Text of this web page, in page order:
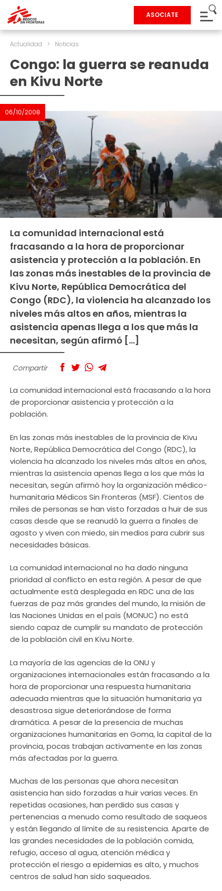
ASOCIATE
Actualidad > Noticias
Congo: la guerra se reanuda
en Kivu Norte
06/10/2008
La comunidad internacional está
fracasando a la hora de proporcionar
asistencia y protección a la población. En
las zonas más inestables de la provincia de
Kivu Norte, República Democrática del
Congo (RDC), la violencia ha alcanzado los
niveles más altos en años, mientras la
asistencia apenas llega a los que más la
necesitan, según afirmó […]
Compartir
La comunidad internacional está fracasando a la hora
de proporcionar asistencia y protección a la
población.
En las zonas más inestables de la provincia de Kivu
Norte, República Democrática del Congo (RDC), la
violencia ha alcanzado los niveles más altos en años,
mientras la asistencia apenas llega a los que más la
necesitan, según afirmó hoy la organización médico-
humanitaria Médicos Sin Fronteras (MSF). Cientos de
miles de personas se han visto forzadas a huir de sus
casas desde que se reanudó la guerra a finales de
agosto y viven con miedo, sin medios para cubrir sus
necesidades básicas.
La comunidad internacional no ha dado ninguna
prioridad al conflicto en esta región. A pesar de que
actualmente está desplegada en RDC una de las
fuerzas de paz más grandes del mundo, la misión de
las Naciones Unidas en el país (MONUC) no está
siendo capaz de cumplir su mandato de protección
de la población civil en Kivu Norte.
La mayoría de las agencias de la ONU y
organizaciones internacionales están fracasando a la
hora de proporcionar una respuesta humanitaria
adecuada mientras que la situación humanitaria ya
desastrosa sigue deteriorándose de forma
dramática. A pesar de la presencia de muchas
organizaciones humanitarias en Goma, la capital de la
provincia, pocas trabajan activamente en las zonas
más afectadas por la guerra.
Muchas de las personas que ahora necesitan
asistencia han sido forzadas a huir varias veces. En
repetidas ocasiones, han perdido sus casas y
pertenencias a menudo como resultado de saqueos
y están llegando al límite de su resistencia. Aparte de
las grandes necesidades de la población comida,
refugio, acceso al agua, atención médica y
protección el riesgo a epidemias es alto, y muchos
centros de salud han sido saqueados.